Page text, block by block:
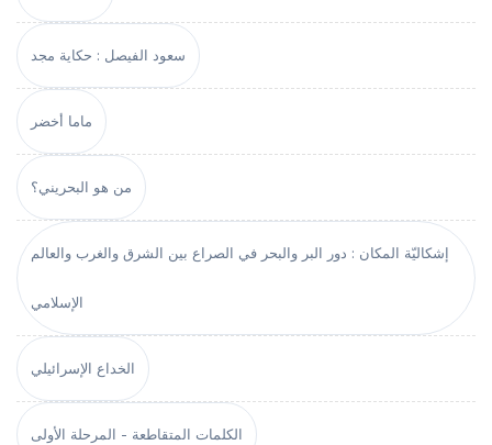
سعود الفيصل : حكاية مجد
ماما أخضر
من هو البحريني؟
إشكاليّة المكان : دور البر والبحر في الصراع بين الشرق والغرب والعالم
الإسلامي
الخداع الإسرائيلي
الكلمات المتقاطعة - المرحلة الأولى